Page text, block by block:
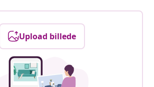
Upload billede